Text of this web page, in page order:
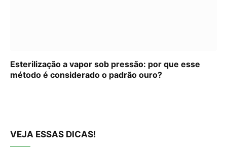
Esterilização a vapor sob pressão: por que esse
método é considerado o padrão ouro?
VEJA ESSAS DICAS!